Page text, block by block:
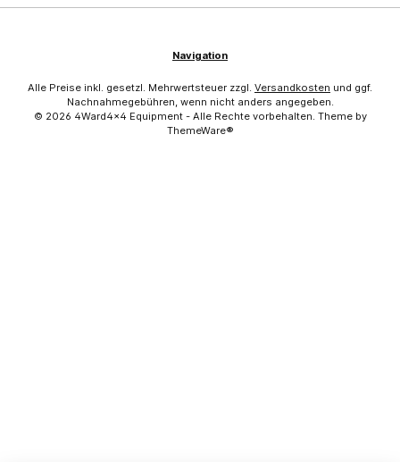
Navigation
Alle Preise inkl. gesetzl. Mehrwertsteuer zzgl. Versandkosten und ggf.
Nachnahmegebühren, wenn nicht anders angegeben.
© 2026 4Ward4x4 Equipment - Alle Rechte vorbehalten. Theme by
ThemeWare®